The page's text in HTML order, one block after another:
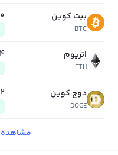
بیت کوین
BTC
اتریوم
ETH
دوج کوین
DOGE
مشاهده